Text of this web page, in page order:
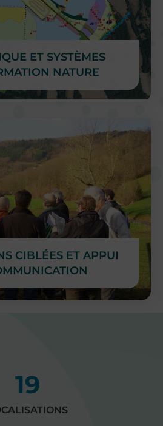
ET SYSTÈMES
NATURE
CIBLÉES ET APPUI
19